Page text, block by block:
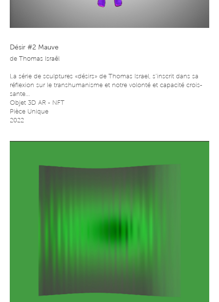
Désir #2 Mauve
de Thomas Israël
La série de sculptures «désirs» de Thomas Israel, s’inscrit dans sa
réflexion sur le transhumanisme et notre volonté et capacité crois-
sante...
Objet 3D AR - NFT
Pièce Unique
2022